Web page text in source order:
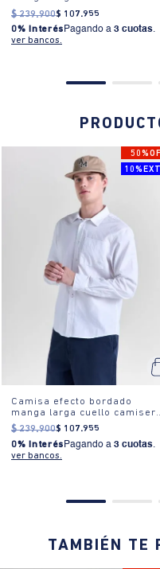
para hombre
$ 239.900$ 107.955
0% Interés Pagando a 3 cuotas.
ver bancos.
Camisa efecto bordado
manga larga cuello
para hombre
$ 239.900$ 107.955
0% Interés Pagando a 3 cuotas.
ver bancos.
TAMBIÉN TE